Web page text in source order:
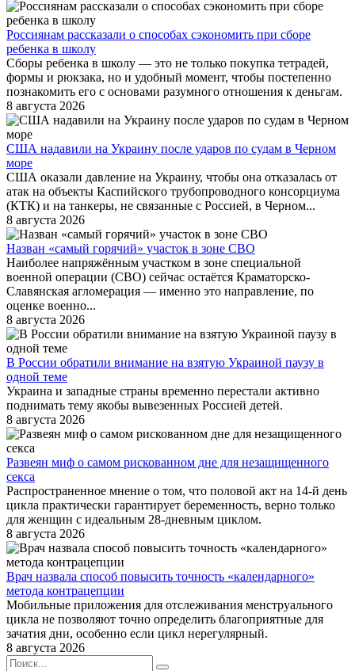
Россиянам рассказали о способах сэкономить при сборе
ребенка в школу
Сборы ребенка в школу — это не только покупка тетрадей,
формы и рюкзака, но и удобный момент, чтобы постепенно
познакомить его с основами разумного отношения к деньгам.
8 августа 2026
США надавили на Украину после ударов по судам в Черном
море
США оказали давление на Украину, чтобы она отказалась от
атак на объекты Каспийского трубопроводного консорциума
(КТК) и на танкеры, не связанные с Россией, в Черном...
8 августа 2026
Назван «самый горячий» участок в зоне СВО
Наиболее напряжённым участком в зоне специальной
военной операции (СВО) сейчас остаётся Краматорско-
Славянская агломерация — именно это направление, по
оценке военно...
8 августа 2026
В России обратили внимание на взятую Украиной паузу в
одной теме
Украина и западные страны временно перестали активно
поднимать тему якобы вывезенных Россией детей.
8 августа 2026
Развеян миф о самом рискованном дне для незащищенного
секса
Распространенное мнение о том, что половой акт на 14-й день
цикла практически гарантирует беременность, верно только
для женщин с идеальным 28-дневным циклом.
8 августа 2026
Врач назвала способ повысить точность «календарного»
метода контрацепции
Мобильные приложения для отслеживания менструального
цикла не позволяют точно определить благоприятные для
зачатия дни, особенно если цикл нерегулярный.
8 августа 2026